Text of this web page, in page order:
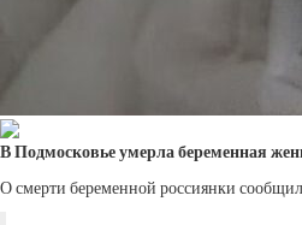
В Подмосковье умерла беременная
О смерти беременной россиянки